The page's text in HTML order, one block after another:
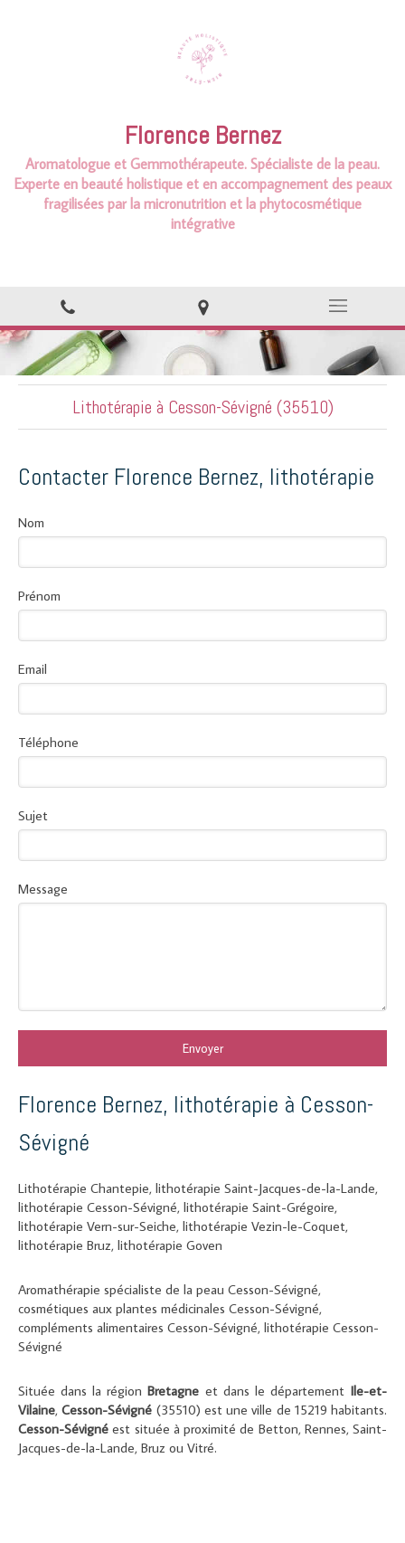
Florence Bernez
Aromatologue et Gemmothérapeute. Spécialiste de la peau.
Experte en beauté holistique et en accompagnement des peaux
fragilisées par la micronutrition et la phytocosmétique
intégrative
Lithotérapie à Cesson-Sévigné (35510)
Contacter Florence Bernez, lithotérapie
Nom
Prénom
Email
Téléphone
Sujet
Message
Envoyer
Florence Bernez, lithotérapie à Cesson-
Sévigné
Lithotérapie Chantepie, lithotérapie Saint-Jacques-de-la-Lande,
lithotérapie Cesson-Sévigné, lithotérapie Saint-Grégoire,
lithotérapie Vern-sur-Seiche, lithotérapie Vezin-le-Coquet,
lithotérapie Bruz, lithotérapie Goven
Aromathérapie spécialiste de la peau Cesson-Sévigné,
cosmétiques aux plantes médicinales Cesson-Sévigné,
compléments alimentaires Cesson-Sévigné, lithotérapie Cesson-
Sévigné
Située dans la régionBretagne et dans le département Ile-et-
Vilaine,Cesson-Sévigné (35510) est une ville de 15219 habitants.
Cesson-Sévigné est située à proximité de Betton, Rennes, Saint-
Jacques-de-la-Lande, Bruz ou Vitré.